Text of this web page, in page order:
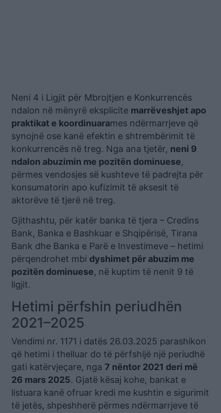
Neni 4 i Ligjit për Mbrojtjen e Konkurrencës
ndalon në mënyrë eksplicite marrëveshjet apo
praktikat e koordinuarames ndërmarrjeve që
synojnë ose kanë efektin e shtrembërimit të
konkurrencës në treg. Nga ana tjetër, neni 9
ndalon abuzimin me pozitën dominuese,
përmes vendosjes së kushteve të padrejta për
konsumatorin apo kufizimit të aksesit të
aktorëve të tjerë në treg.
Gjithashtu, për katër banka të tjera – Credins
Bank, Banka e Bashkuar e Shqipërisë, Tirana
Bank dhe Banka e Parë e Investimeve – hetimi
përqendrohet mbi dyshimet për abuzim me
pozitën dominuese, në kuptim të nenit 9 të
ligjit.
Hetimi përfshin periudhën
2021–2025
Vendimi nr. 1171 i datës 26.03.2025 parashikon
që hetimi i thelluar do të përfshijë një periudhë
gati katërvjeçare, nga 7 nëntor 2021 deri më
26 mars 2025. Gjatë kësaj kohe, bankat e
listuara kanë ofruar kredi me kushtin e sigurimit
të jetës, shpeshherë përmes ndërmarrjeve të